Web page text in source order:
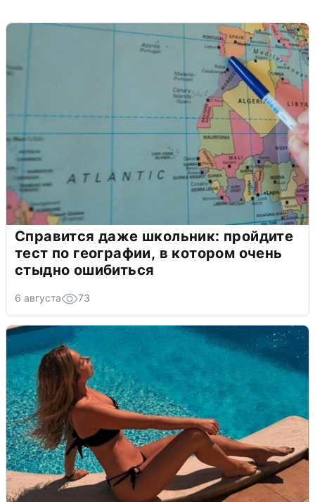
Справится даже школьник: пройдите
тест по географии, в котором очень
стыдно ошибиться
6 августа 73